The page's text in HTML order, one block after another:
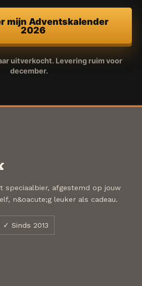
mijn Adventskalender
2026
uitverkocht. Levering ruim voor
december.
speciaalbier, afgestemd op jouw
n&oacute;g leuker als cadeau.
✓ Sinds 2013